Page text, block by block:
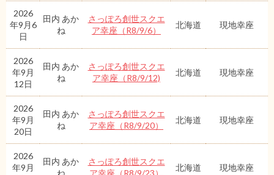
2026
年9月6
日
田内 あか
ね
さっぽろ創世スクエ
ア幸座（R8/9/6）
北海道 現地幸座
2026
年9月
12日
田内 あか
ね
さっぽろ創世スクエ
ア幸座（R8/9/12)
北海道 現地幸座
2026
年9月
20日
田内 あか
ね
さっぽろ創世スクエ
ア幸座（R8/9/20）
北海道 現地幸座
2026
年9月
田内 あか
さっぽろ創世スクエ
北海道 現地幸座